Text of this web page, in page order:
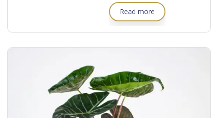
Read more